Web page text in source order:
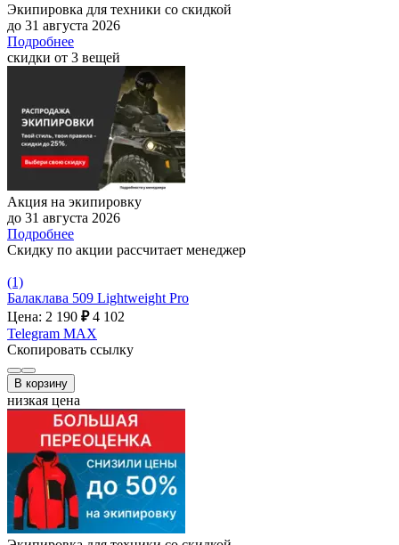
Экипировка для техники со скидкой
до 31 августа 2026
Подробнее
скидки от 3 вещей
Акция на экипировку
до 31 августа 2026
Подробнее
Скидку по акции рассчитает менеджер
(1)
Балаклава 509 Lightweight Pro
Цена: 2 190 ₽ 4 102
Telegram MAX
Скопировать ссылку
В корзину
низкая цена